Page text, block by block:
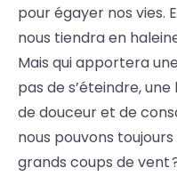
pour égayer nos vies.
nous tiendra en
Mais qui apportera
pas de s’éteindre,
de douceur et de
nous pouvons
grands coups de vent